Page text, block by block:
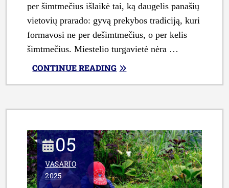
per šimtmečius išlaikė tai, ką daugelis panašių
vietovių prarado: gyvą prekybos tradiciją, kuri
formavosi ne per dešimtmečius, o per kelis
šimtmečius. Miestelio turgavietė nėra …
CONTINUE READING„VILKIJOS
MUGIŲ
IKI
ŠIANDIENINĖS
PREKYBOS
TRADICIJŲ”
05
VASARIO
2025